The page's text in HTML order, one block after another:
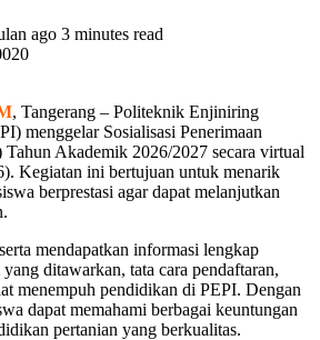
ago 3 minutes read
, Tangerang – Politeknik Enjiniring
menggelar Sosialisasi Penerimaan
Akademik 2026/2027 secara virtual
Kegiatan ini bertujuan untuk menarik
berprestasi agar dapat melanjutkan
mendapatkan informasi lengkap
ditawarkan, tata cara pendaftaran,
menempuh pendidikan di PEPI. Dengan
dapat memahami berbagai keuntungan
pertanian yang berkualitas.